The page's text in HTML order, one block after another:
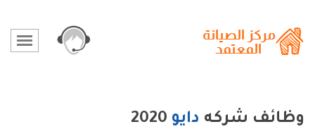
وظائف شركه دايو